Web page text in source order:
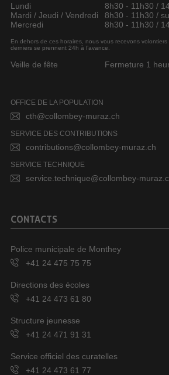
Lundi
8h30 - 11h30 /
Mardi / Jeudi / Vendredi
8h30 - 11h30 /
Mercredi
8h30 - 11h30 /
En dehors de ces horaires, nous vous recevons
derniers se prennent 24h à l’avance.
Veille de fête Fermeture 1
OFFICE DE LA POPULATION
cth@collombey-muraz.ch
SERVICE DES CONTRIBUTIONS
contributions@collombey-muraz.ch
SERVICE TECHNIQUE
service.technique@collombey-
CONTACTS
Police municipale de Monthey
+41 24 475 75 75
Directions des écoles
+41 24 473 61 80
Structure jeunesse
+41 24 471 91 31
Service officiel des curatelles
+41 24 473 61 77